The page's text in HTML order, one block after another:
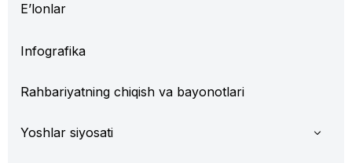
E’lonlar
Infografika
Rahbariyatning chiqish va bayonotlari
Yoshlar siyosati